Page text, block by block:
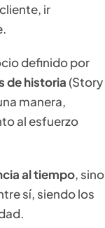
ir
definido por
de historia (Story
manera,
al esfuerzo
al tiempo, sino
sí, siendo los